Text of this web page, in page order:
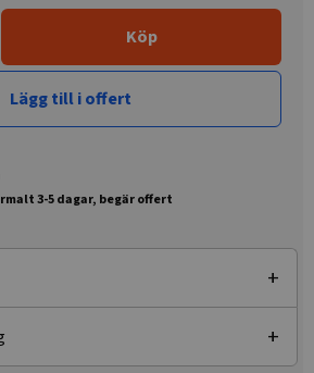
Köp
Lägg till i offert
3-5 dagar, begär offert